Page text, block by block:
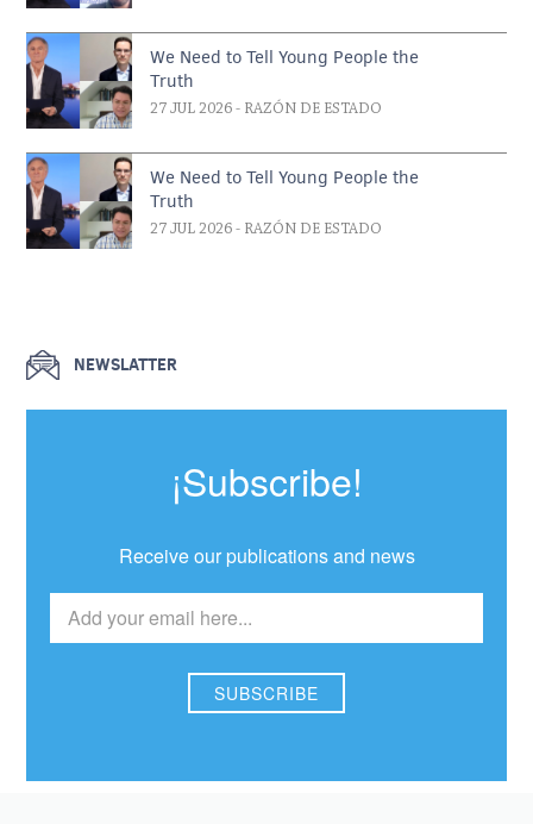
We Need to Tell Young People the
Truth
27 JUL 2026 - RAZÓN DE ESTADO
We Need to Tell Young People the
Truth
27 JUL 2026 - RAZÓN DE ESTADO
NEWSLATTER
¡Subscribe!
Receive our publications and news